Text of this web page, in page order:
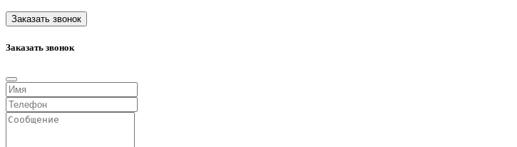
Заказать звонок
Заказать звонок